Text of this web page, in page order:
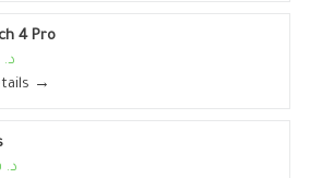
4 Pro
د.
→
د.